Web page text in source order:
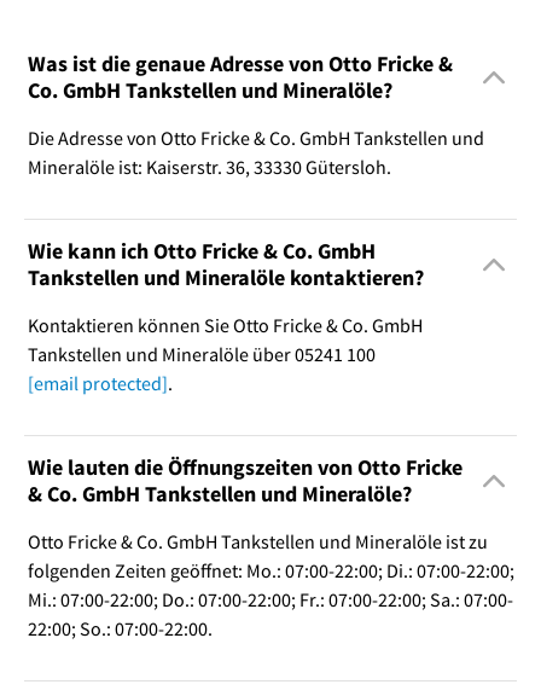
Was ist die genaue Adresse von Otto Fricke &
Co. GmbH Tankstellen und Mineralöle?
Die Adresse von Otto Fricke & Co. GmbH Tankstellen und
Mineralöle ist: Kaiserstr. 36, 33330 Gütersloh.
Wie kann ich Otto Fricke & Co. GmbH
Tankstellen und Mineralöle kontaktieren?
Kontaktieren können Sie Otto Fricke & Co. GmbH
Tankstellen und Mineralöle über 05241 100
[email protected].
Wie lauten die Öffnungszeiten von Otto Fricke
& Co. GmbH Tankstellen und Mineralöle?
Otto Fricke & Co. GmbH Tankstellen und Mineralöle ist zu
folgenden Zeiten geöffnet: Mo.: 07:00-22:00; Di.: 07:00-22:00;
Mi.: 07:00-22:00; Do.: 07:00-22:00; Fr.: 07:00-22:00; Sa.: 07:00-
22:00; So.: 07:00-22:00.